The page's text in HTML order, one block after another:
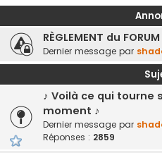
RÈGLEMENT du FORUM
Dernier message par
♪ Voilà ce qui tourne
moment ♪
Dernier message par
Réponses : 2859